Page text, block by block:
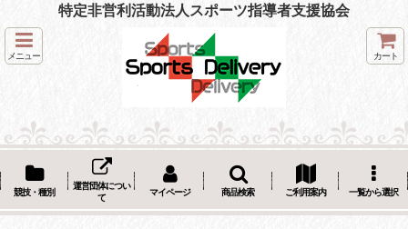
特定非営利活動法人スポーツ指導者支援協会
メニュー カート
競技・種別
運営団体につい
て
マイページ 商品検索 ご利用案内 一覧から選択